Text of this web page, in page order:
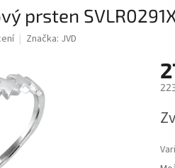
prsten
Značka: JVD